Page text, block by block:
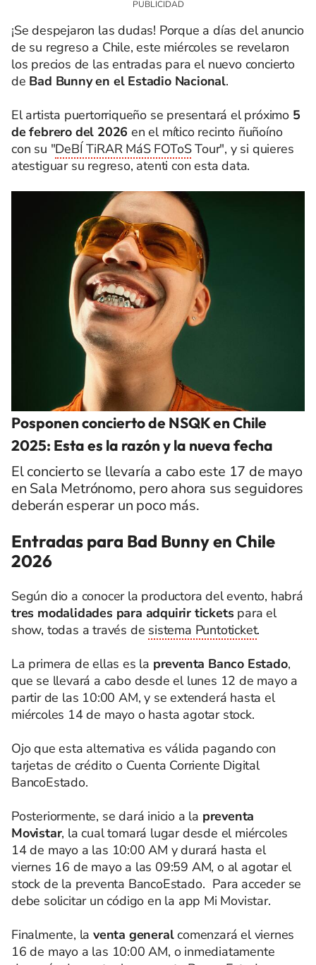
¡Se despejaron las dudas! Porque a días del anuncio
de su regreso a Chile, este miércoles se revelaron
los precios de las entradas para el nuevo concierto
de Bad Bunny en el Estadio Nacional.
El artista puertorriqueño se presentará el próximo 5
de febrero del 2026 en el mítico recinto ñuñoíno
con su "DeBÍ TiRAR MáS FOToSTour", y si quieres
atestiguar su regreso, atenti con esta data.
Posponen concierto de NSQK en Chile
2025: Esta es la razón y la nueva fecha
El concierto se llevaría a cabo este 17 de mayo
en Sala Metrónomo, pero ahora sus seguidores
deberán esperar un poco más.
Entradas para Bad Bunny en Chile
2026
Según dio a conocer la productora del evento, habrá
tres modalidades para adquirir ticketspara el
show, todas a través de sistema Puntoticket.
La primera de ellas es la preventa Banco Estado,
que se llevará a cabo desde el lunes 12 de mayo a
partir de las 10:00 AM, y se extenderá hasta el
miércoles 14 de mayo o hasta agotar stock.
Ojo que esta alternativa es válida pagando con
tarjetas de crédito o Cuenta Corriente Digital
BancoEstado.
Posteriormente, se dará inicio a la preventa
Movistar, la cual tomará lugar desde el miércoles
14 de mayo a las 10:00 AM y durará hasta el
viernes 16 de mayo a las 09:59 AM, o al agotar el
stock de la preventa BancoEstado. Para acceder se
debe solicitar un código en la app Mi Movistar.
Finalmente, la venta generalcomenzará el viernes
16 de mayo a las 10:00 AM, o inmediatamente